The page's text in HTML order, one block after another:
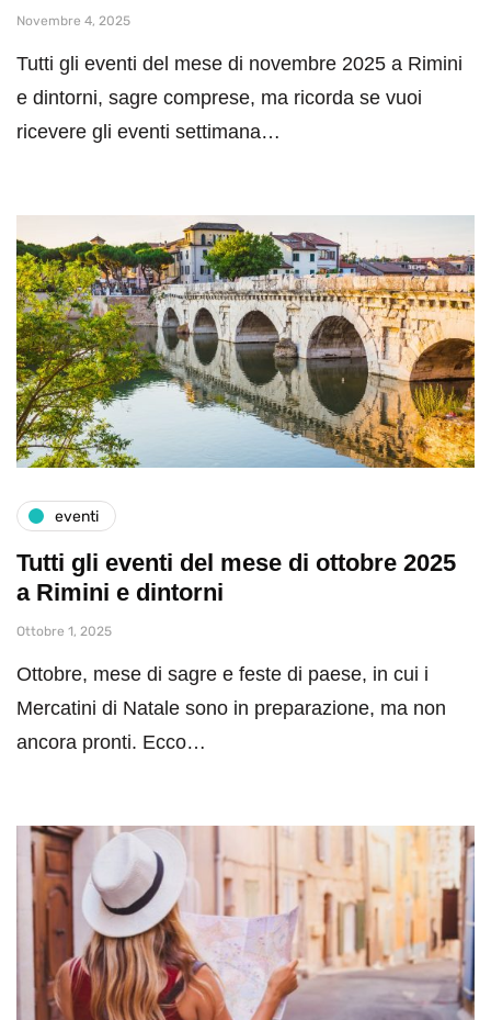
Novembre 4, 2025
Tutti gli eventi del mese di novembre 2025 a Rimini
e dintorni, sagre comprese, ma ricorda se vuoi
ricevere gli eventi settimana…
eventi
Tutti gli eventi del mese di ottobre 2025
a Rimini e dintorni
Ottobre 1, 2025
Ottobre, mese di sagre e feste di paese, in cui i
Mercatini di Natale sono in preparazione, ma non
ancora pronti. Ecco…